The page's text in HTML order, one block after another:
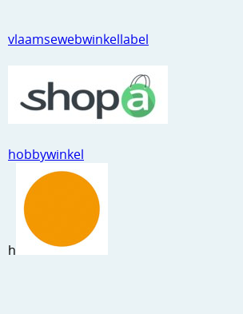
Snijmaterialen
Stans machine en embossing
Template, mask, stencils, grids
Wat nog, een creatief kijkje
vlaamsewebwinkellabel
hobbywinkel
h